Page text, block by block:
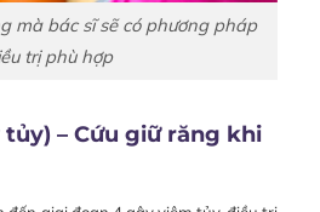
mà bác sĩ sẽ có phương pháp
trị phù hợp
– Cứu giữ răng khi